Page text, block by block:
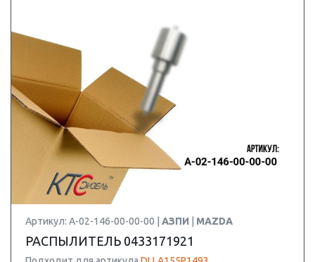
Артикул: А-02-146-00-00-00 | АЗПИ MAZDA
РАСПЫЛИТЕЛЬ 0433171921